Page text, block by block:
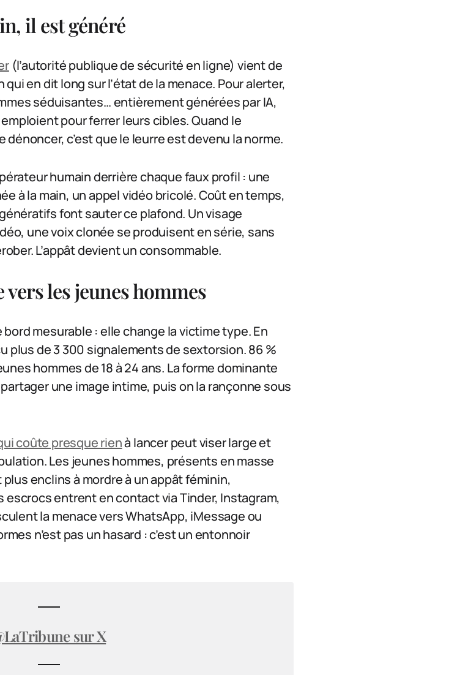
il est généré
(l’autorité publique de sécurité en ligne) vient de
en dit long sur l’état de la menace. Pour alerter,
séduisantes… entièrement générées par IA,
pour ferrer leurs cibles. Quand le
c’est que le leurre est devenu la norme.
humain derrière chaque faux profil : une
à la main, un appel vidéo bricolé. Coût en temps,
font sauter ce plafond. Un visage
une voix clonée se produisent en série, sans
L’appât devient un consommable.
les jeunes hommes
mesurable : elle change la victime type. En
plus de 3 300 signalements de sextorsion. 86 %
hommes de 18 à 24 ans. La forme dominante
une image intime, puis on la rançonne sous
coûte presque rienà lancer peut viser large et
Les jeunes hommes, présents en masse
enclins à mordre à un appât féminin,
entrent en contact via Tinder, Instagram,
la menace vers WhatsApp, iMessage ou
n’est pas un hasard : c’est un entonnoir
sur X